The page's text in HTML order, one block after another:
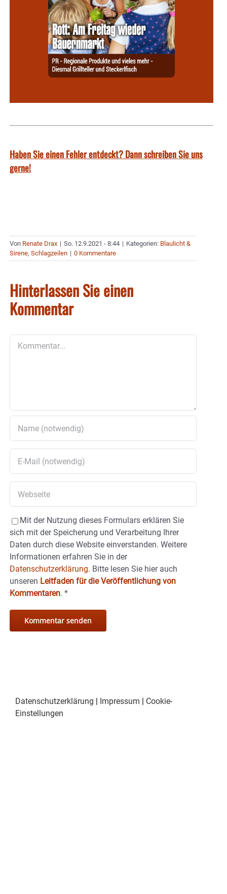
Haben Sie einen Fehler entdeckt? Dann schreiben Sie uns
gerne!
Von Renate Drax | So. 12.9.2021 - 8:44 | Kategorien: Blaulicht &
Sirene, Schlagzeilen | 0 Kommentare
Hinterlassen Sie einen
Kommentar
Mit der Nutzung dieses Formulars erklären Sie
sich mit der Speicherung und Verarbeitung Ihrer
Daten durch diese Website einverstanden. Weitere
Informationen erfahren Sie in der
Datenschutzerklärung. Bitte lesen Sie hier auch
unseren Leitfaden für die Veröffentlichung von
Kommentaren. *
Datenschutzerklärung Impressum
Cookie-
Einstellungen